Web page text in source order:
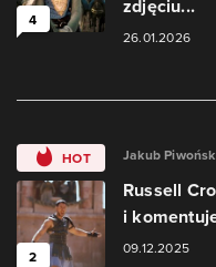
4
zdjęciu...
26.01.2026
HOT
2
Jakub
Russell
i
09.12.2025